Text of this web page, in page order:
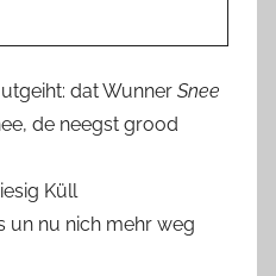
T
a
B
i
dat Wunner Snee
de neegst grood
Küll
un nu nich mehr weg